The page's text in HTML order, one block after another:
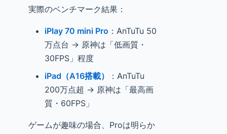
実際のベンチマーク結果：
iPlay 70 mini Pro ：AnTuTu 50
万点台 → 原神は「低画質・
30FPS」程度
iPad（A16搭載）
：AnTuTu
200万点超 → 原神は「最高画
質・60FPS」
ゲームが趣味の場合、Proは明らか